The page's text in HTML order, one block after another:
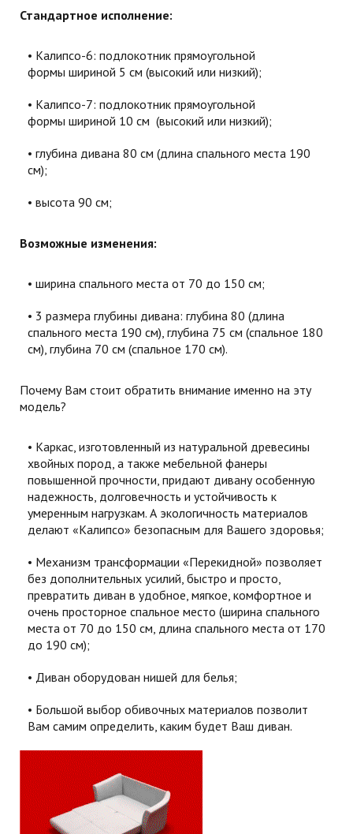
Стандартное исполнение:
Калипсо-6: подлокотник прямоугольной
формы шириной 5 см (высокий или низкий);
Калипсо-7: подлокотник прямоугольной
формы шириной 10 см (высокий или низкий);
глубина дивана 80 см (длина спального места 190
см);
высота 90 см;
Возможные изменения:
ширина спального места от 70 до 150 см;
3 размера глубины дивана: глубина 80 (длина
спального места 190 см), глубина 75 см (спальное 180
см), глубина 70 см (спальное 170 см).
Почему Вам стоит обратить внимание именно на эту
модель?
Каркас, изготовленный из натуральной древесины
хвойных пород, а также мебельной фанеры
повышенной прочности, придают дивану особенную
надежность, долговечность и устойчивость к
умеренным нагрузкам. А экологичность материалов
делают «Калипсо» безопасным для Вашего здоровья;
Механизм трансформации «Перекидной» позволяет
без дополнительных усилий, быстро и просто,
превратить диван в удобное, мягкое, комфортное и
очень просторное спальное место (ширина спального
места от 70 до 150 см, длина спального места от 170
до 190 см);
Диван оборудован нишей для белья;
Большой выбор обивочных материалов позволит
Вам самим определить, каким будет Ваш диван.